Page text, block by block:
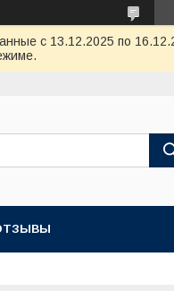
с 13.12.2025 по